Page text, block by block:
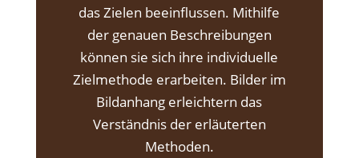
das Zielen beeinflussen. Mithilfe
der genauen Beschreibungen
können sie sich ihre individuelle
Zielmethode erarbeiten. Bilder im
Bildanhang erleichtern das
Verständnis der erläuterten
Methoden.